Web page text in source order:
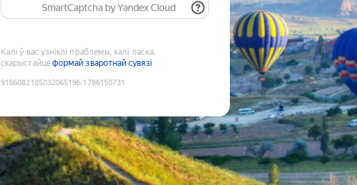
SmartCaptcha by Yandex Cloud
Калі ў вас узніклі праблемы, калі ласка,
скарыстайцеформай зваротнай сувязі
9186082105032065196:1786150731